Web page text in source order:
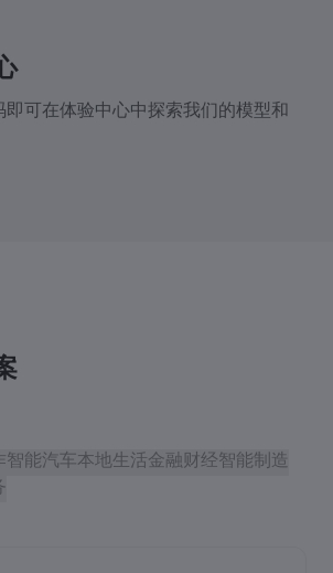
即可在体验中心中探索我们的模型和
智能汽车本地生活金融财经智能制造